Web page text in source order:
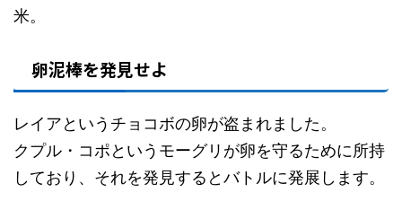
米。
卵泥棒を発見せよ
レイアというチョコボの卵が盗まれました。
クプル・コポというモーグリが卵を守るために所持
しており、それを発見するとバトルに発展します。